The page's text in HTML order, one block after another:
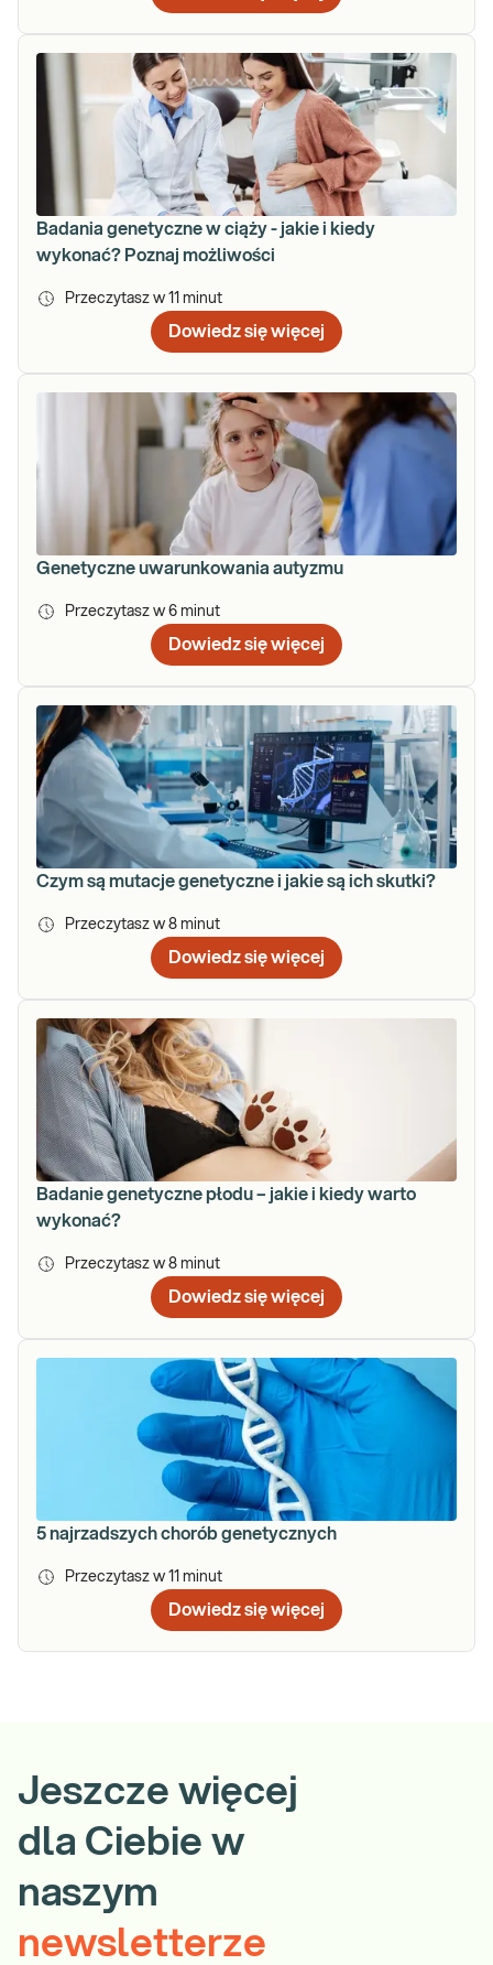
Badania genetyczne w ciąży - jakie i kiedy
wykonać? Poznaj możliwości
Przeczytasz w 11 minut
Dowiedz się więcej
Genetyczne uwarunkowania autyzmu
Przeczytasz w 6 minut
Dowiedz się więcej
Czym są mutacje genetyczne i jakie są ich skutki?
Przeczytasz w 8 minut
Dowiedz się więcej
Badanie genetyczne płodu – jakie i kiedy warto
wykonać?
Przeczytasz w 8 minut
Dowiedz się więcej
5 najrzadszych chorób genetycznych
Przeczytasz w 11 minut
Dowiedz się więcej
Jeszcze więcej
dla Ciebie w
naszym
newsletterze